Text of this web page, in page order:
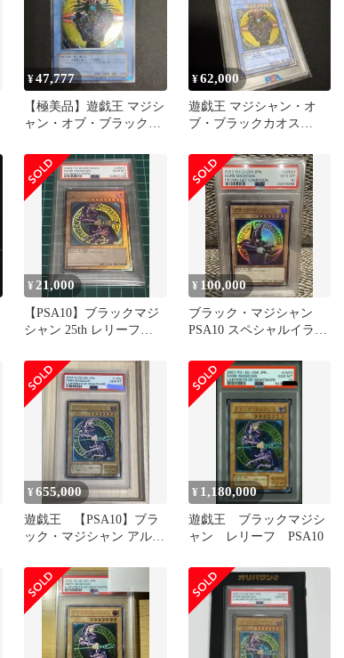
¥47,777
【極美品】遊戯王 マジシ
ャン・オブ・ブラックカ
¥62,000
遊戯王 マジシャン・オ
ブ・ブラックカオス
¥ 21,000
【PSA10】ブラックマジ
シャン 25th レリーフ
¥ 100,000
ブラック・マジシャン
PSA10 スペシャルイラス
¥655,000
遊戯王 【PSA10】ブラ
ック・マジシャン アルテ
¥ 1,180,000
遊戯王 ブラックマジシ
ャン レリーフ PSA10